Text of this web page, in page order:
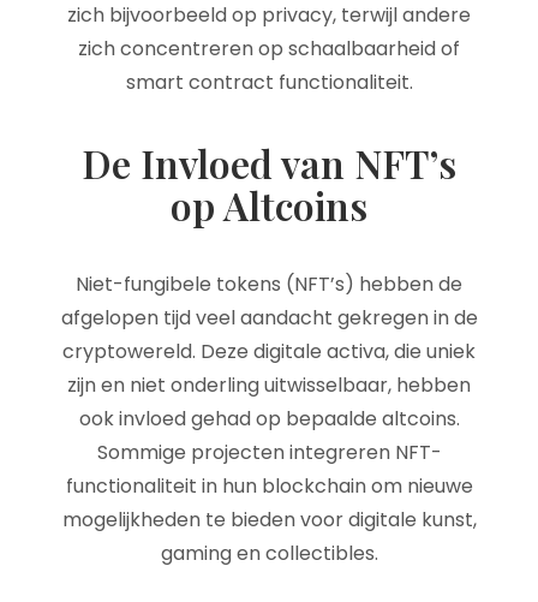
zich bijvoorbeeld op privacy, terwijl andere
zich concentreren op schaalbaarheid of
smart contract functionaliteit.
De Invloed van NFT’s
op Altcoins
Niet-fungibele tokens (NFT’s) hebben de
afgelopen tijd veel aandacht gekregen in de
cryptowereld. Deze digitale activa, die uniek
zijn en niet onderling uitwisselbaar, hebben
ook invloed gehad op bepaalde altcoins.
Sommige projecten integreren NFT-
functionaliteit in hun blockchain om nieuwe
mogelijkheden te bieden voor digitale kunst,
gaming en collectibles.